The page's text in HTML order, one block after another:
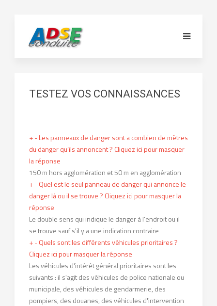
TESTEZ VOS CONNAISSANCES
+-Les panneaux de danger sont a combien de mètres
du danger qu’ils annoncent ? Cliquez ici pour masquer
la réponse
150 m hors agglomération et 50 m en agglomération
+-Quel est le seul panneau de danger qui annonce le
danger là ou il se trouve ? Cliquez ici pour masquer la
réponse
Le double sens qui indique le danger à l'endroit ou il
se trouve sauf s'il y a une indication contraire
+-Quels sont les différents véhicules prioritaires ?
Cliquez ici pour masquer la réponse
Les véhicules d'intérêt général prioritaires sont les
suivants : il s'agit des véhicules de police nationale ou
municipale, des véhicules de gendarmerie, des
pompiers, des douanes, des véhicules d'intervention